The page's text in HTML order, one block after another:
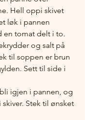
Hell oppi skivet
løk i pannen
en tomat delt i to.
og salt på
til soppen er brun
Sett til side i
igjen i pannen, og
Stek til ønsket